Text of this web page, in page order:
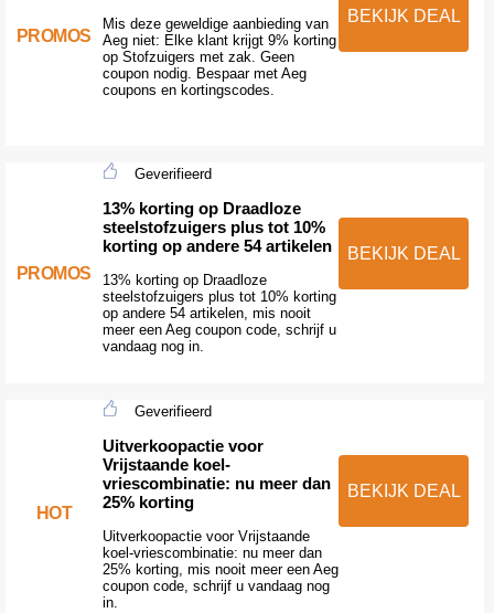
PROMOS
Mis deze geweldige aanbieding van
Aeg niet: Elke klant krijgt 9% korting
op Stofzuigers met zak. Geen
coupon nodig. Bespaar met Aeg
coupons en kortingscodes.
BEKIJK DEAL
PROMOS
Geverifieerd
13% korting op Draadloze
steelstofzuigers plus tot 10%
korting op andere 54 artikelen
13% korting op Draadloze
steelstofzuigers plus tot 10% korting
op andere 54 artikelen, mis nooit
meer een Aeg coupon code, schrijf u
vandaag nog in.
BEKIJK DEAL
HOT
Geverifieerd
Uitverkoopactie voor
Vrijstaande koel-
vriescombinatie: nu meer dan
25% korting
Uitverkoopactie voor Vrijstaande
koel-vriescombinatie: nu meer dan
25% korting, mis nooit meer een Aeg
coupon code, schrijf u vandaag nog
in.
BEKIJK DEAL